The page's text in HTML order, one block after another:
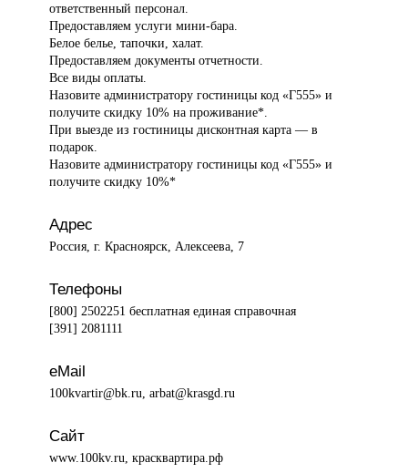
ответственный персонал.
Предоставляем услуги мини-бара.
Белое белье, тапочки, халат.
Предоставляем документы отчетности.
Все виды оплаты.
Назовите администратору гостиницы код «Г555» и
получите скидку 10% на проживание*.
При выезде из гостиницы дисконтная карта — в
подарок.
Назовите администратору гостиницы код «Г555» и
получите скидку 10%*
Адрес
Россия, г. Красноярск, Алексеева, 7
Телефоны
[800] 2502251 бесплатная единая справочная
[391] 2081111
eMail
100kvartir@bk.ru, arbat@krasgd.ru
Сайт
www.100kv.ru, красквартира.рф